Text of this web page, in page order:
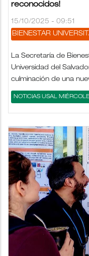
reconocidos!
15/10/2025 - 09:51
BIENESTAR
La Secretaría de
Universidad del
culminación de una
NOTICIAS USAL